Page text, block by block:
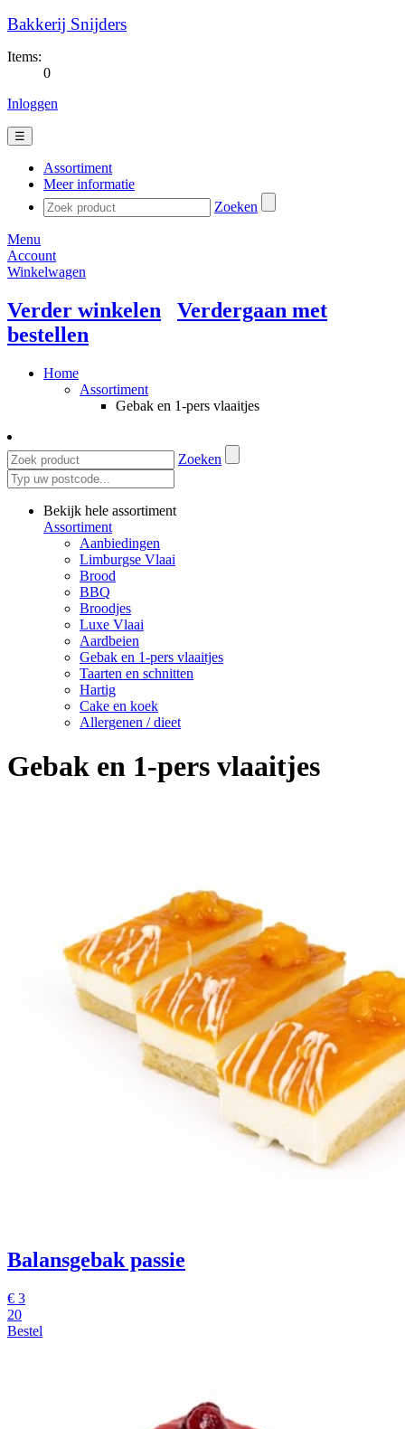
Bakkerij Snijders
Items:
0
Inloggen
☰
Assortiment
Meer informatie
Zoeken
Menu
Account
Winkelwagen
Verder winkelen
Verdergaan met
bestellen
Home
Assortiment
Gebak en 1-pers vlaaitjes
Zoeken
Bekijk hele assortiment
Assortiment
Aanbiedingen
Limburgse Vlaai
Brood
BBQ
Broodjes
Luxe Vlaai
Aardbeien
Gebak en 1-pers vlaaitjes
Taarten en schnitten
Hartig
Cake en koek
Allergenen / dieet
Gebak en 1-pers vlaaitjes
Balansgebak passie
€ 3
20
Bestel